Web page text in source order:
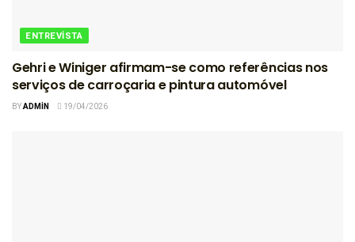
ENTREVISTA
Gehri e Winiger afirmam-se como referências nos
serviços de carroçaria e pintura automóvel
BYADMIN 19/04/2026